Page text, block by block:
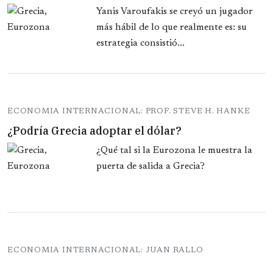
Yanis Varoufakis se creyó un jugador
más hábil de lo que realmente es: su
estrategia consistió...
ECONOMIA INTERNACIONAL: PROF. STEVE H. HANKE
¿Podría Grecia adoptar el dólar?
¿Qué tal si la Eurozona le muestra la
puerta de salida a Grecia?
ECONOMIA INTERNACIONAL: JUAN RALLO